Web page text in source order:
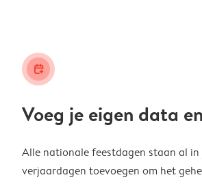
calendar_plus
Voeg je eigen data
Alle nationale feestdagen staan al
verjaardagen toevoegen om het